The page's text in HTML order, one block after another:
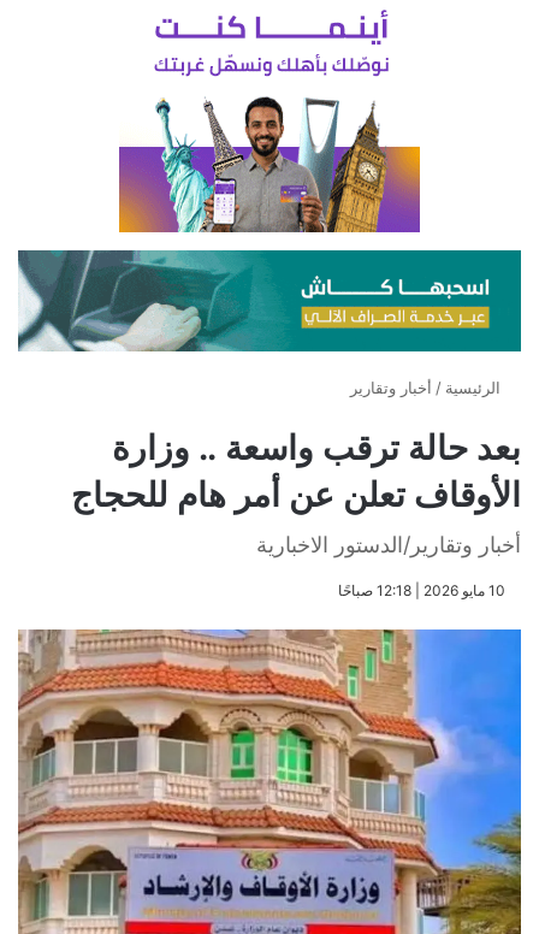
الرئيسية / أخبار وتقارير
بعد حالة ترقب واسعة .. وزارة
الأوقاف تعلن عن أمر هام للحجاج
أخبار وتقارير/الدستور الاخبارية
​10 مايو 2026 | 12:18 صباحًا